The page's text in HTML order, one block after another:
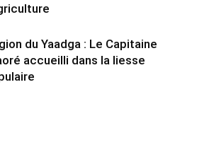
du Yaadga : Le Capitaine
accueilli dans la liesse